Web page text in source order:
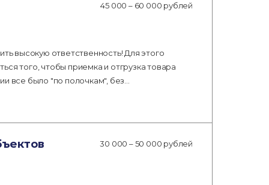
45 000 – 60 000 рублей
высокую ответственность! Для этого
того, чтобы приемка и отгрузка товара
все было "по полочкам", без…
30 000 – 50 000 рублей